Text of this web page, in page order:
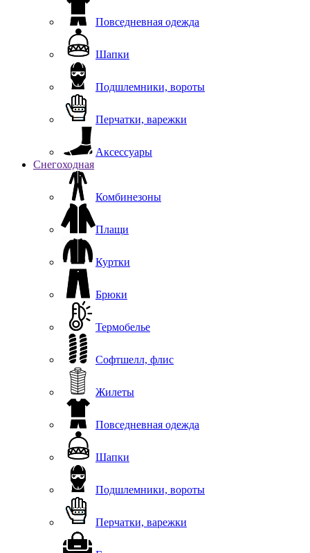
Повседневная одежда
Шапки
Подшлемники, вороты
Перчатки, варежки
Аксессуары
Снегоходная
Комбинезоны
Плащи
Куртки
Брюки
Термобелье
Софтшелл, флис
Жилеты
Повседневная одежда
Шапки
Подшлемники, вороты
Перчатки, варежки